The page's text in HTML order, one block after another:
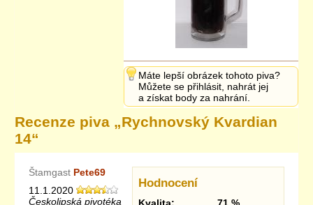
Máte lepší obrázek tohoto piva?
Můžete se přihlásit, nahrát jej
a získat body za nahrání.
Recenze piva „Rychnovský Kvardian
14“
Hodnocení
Štamgast Pete69
11.1.2020
Českolipská pivotéka